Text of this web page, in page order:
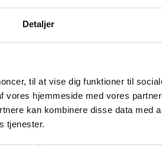
Detaljer
til at vise dig funktioner til
hjemmeside med vores
kan kombinere disse data med
tjenester.